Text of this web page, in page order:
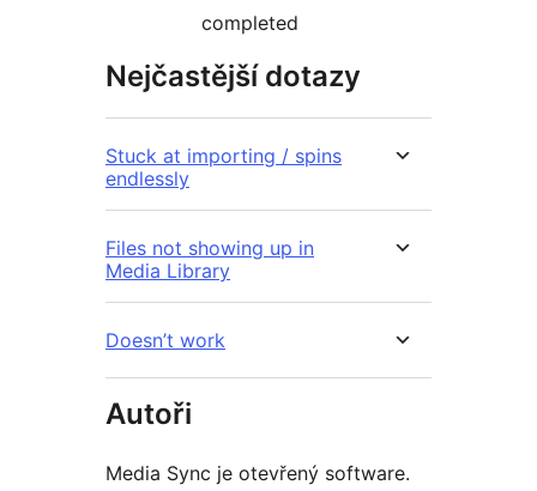
completed
Nejčastější dotazy
Stuck at importing / spins
endlessly
Files not showing up in
Media Library
Doesn’t work
Autoři
Media Sync je otevřený software.